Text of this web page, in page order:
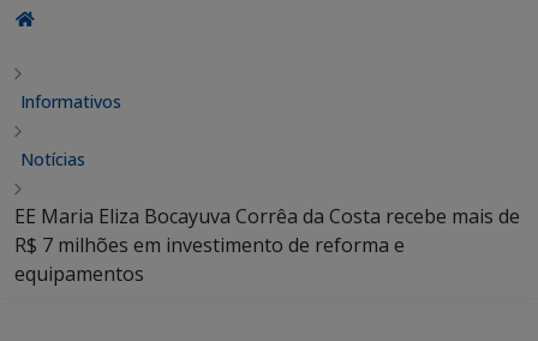
Informativos
Notícias
EE Maria Eliza Bocayuva Corrêa da Costa recebe mais de
R$ 7 milhões em investimento de reforma e
equipamentos